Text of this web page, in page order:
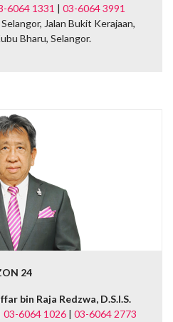
6064 1331 | 03-6064 3991
Jalan Bukit Kerajaan,
Bharu, Selangor.
24
bin Raja Redzwa, D.S.I.S.
03-6064 1026| 03-6064 2773